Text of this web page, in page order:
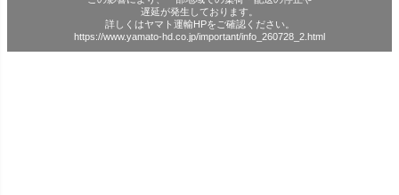
遅延が発生しております。
詳しくはヤマト運輸HPをご確認ください。
https://www.yamato-hd.co.jp/important/info_260728_2.html